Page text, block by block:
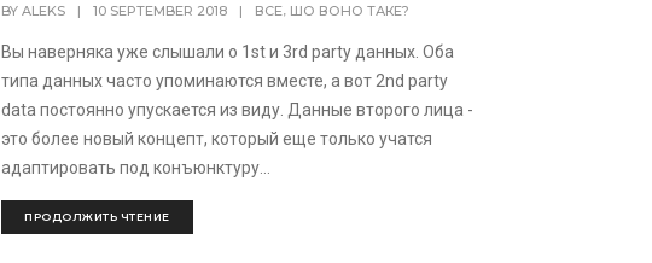
BYALEKS | 10 SEPTEMBER 2018 | ВСЕ, ШО ВОНО ТАКЕ?
Вы наверняка уже слышали о 1st и 3rd party данных. Оба
типа данных часто упоминаются вместе, а вот 2nd party
data постоянно упускается из виду. Данные второго лица -
это более новый концепт, который еще только учатся
адаптировать под конъюнктуру...
ПРОДОЛЖИТЬ ЧТЕНИЕ
[recaptcha]